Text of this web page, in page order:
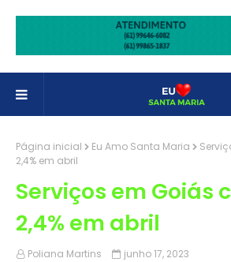
Página inicial Eu Amo Santa Maria
2,4% em abril
Serviços em Goiás
2,4% em abril
Poliana Martins junho 17, 2023